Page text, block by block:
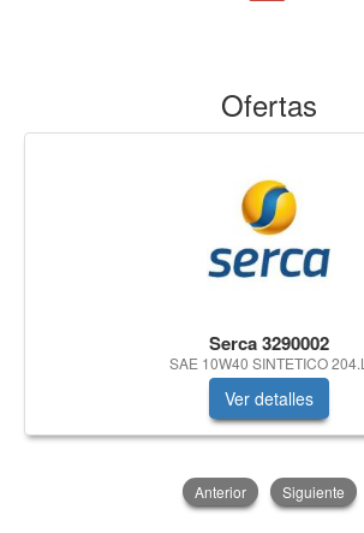
Ofertas
Serca 3290002
SAE 10W40 SINTETICO 204.L
Ver detalles
Anterior Siguiente